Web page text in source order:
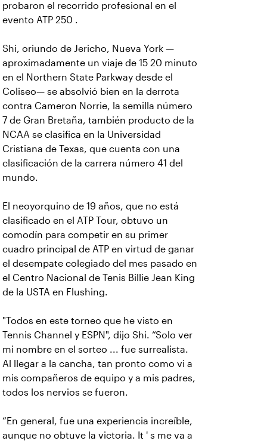
probaron el recorrido profesional en el
evento ATP 250 .
Shi, oriundo de Jericho, Nueva York —
aproximadamente un viaje de 15 20 minuto
en el Northern State Parkway desde el
Coliseo— se absolvió bien en la derrota
contra Cameron Norrie, la semilla número
7 de Gran Bretaña, también producto de la
NCAA se clasifica en la Universidad
Cristiana de Texas, que cuenta con una
clasificación de la carrera número 41 del
mundo.
El neoyorquino de 19 años, que no está
clasificado en el ATP Tour, obtuvo un
comodín para competir en su primer
cuadro principal de ATP en virtud de ganar
el desempate colegiado del mes pasado en
el Centro Nacional de Tenis Billie Jean King
de la USTA en Flushing.
"Todos en este torneo que he visto en
Tennis Channel y ESPN", dijo Shi. “Solo ver
mi nombre en el sorteo ... fue surrealista.
Al llegar a la cancha, tan pronto como vi a
mis compañeros de equipo y a mis padres,
todos los nervios se fueron.
“En general, fue una experiencia increíble,
aunque no obtuve la victoria. It ' s me va a